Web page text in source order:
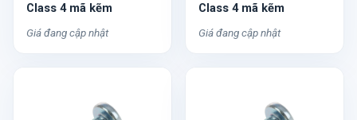
Class 4 mã kẽm
Giá đang cập nhật
Class 4 mã kẽm
Giá đang cập nhật